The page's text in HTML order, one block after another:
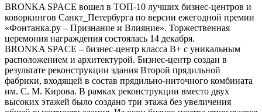
BRONKA SPACE вошел в ТОП-10 лучших бизнес-центров и
коворкингов Санкт_Петербурга по версии ежегодной премии
«Фонтанка.ру – Признание и Влияние». Торжественная
церемония награждения состоялась 14 декабря.
BRONKA SPACE – бизнес-центр класса B+ с уникальным
расположением и архитектурой. Бизнес-центр создан в
результате реконструкции здания Второй прядильной
фабрики, входящей в состав прядильно-ниточного комбината
им. С. М. Кирова. В рамках реконструкции вместо двух
высоких этажей было создано три этажа без увеличения